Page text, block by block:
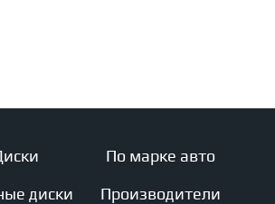
диски
По марке авто
Производители